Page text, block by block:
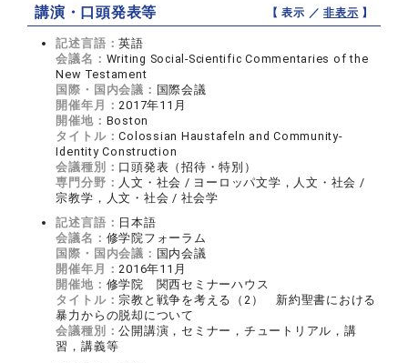
講演・口頭発表等 【 表示 ／非表示 】
記述言語：英語
会議名： Writing Social-Scientific Commentaries of the
New Testament
国際・国内会議： 国際会議
開催年月：2017年11月
開催地： Boston
タイトル：Colossian Haustafeln and Community-
Identity Construction
会議種別： 口頭発表（招待・特別）
専門分野： 人文・社会 / ヨーロッパ文学，人文・社会 /
宗教学，人文・社会 / 社会学
記述言語： 日本語
会議名： 修学院フォーラム
国際・国内会議： 国内会議
開催年月：2016年11月
開催地： 修学院 関西セミナーハウス
タイトル：宗教と戦争を考える（2） 新約聖書における
暴力からの脱却について
会議種別：公開講演，セミナー，チュートリアル，講
習，講義等